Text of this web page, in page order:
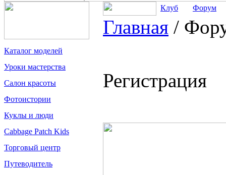
Каталог моделей
Уроки мастерства
Салон красоты
Фотоистории
Куклы и люди
Cabbage Patch Kids
Торговый центр
Путеводитель
Клуб Форум
Главная /
Регистрация